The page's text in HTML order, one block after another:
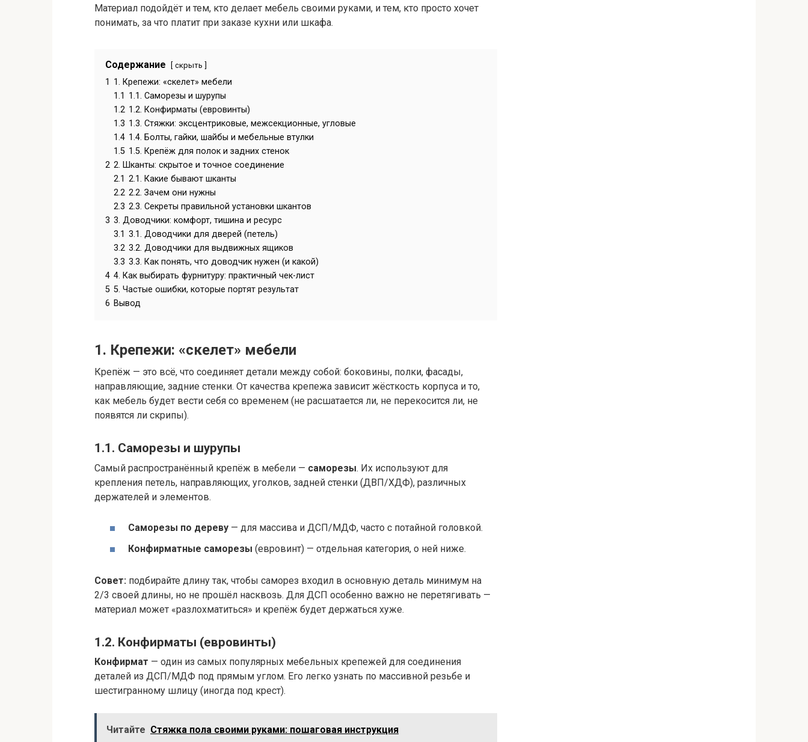
Материал подойдёт и тем, кто делает мебель своими руками, и тем, кто просто хочет
понимать, за что платит при заказе кухни или шкафа.
Содержание скрыть
1 1. Крепежи: «скелет» мебели
1.1 1.1. Саморезы и шурупы
1.2 1.2. Конфирматы (евровинты)
1.3 1.3. Стяжки: эксцентриковые, межсекционные, угловые
1.4 1.4. Болты, гайки, шайбы и мебельные втулки
1.5 1.5. Крепёж для полок и задних стенок
2 2. Шканты: скрытое и точное соединение
2.1 2.1. Какие бывают шканты
2.2 2.2. Зачем они нужны
2.3 2.3. Секреты правильной установки шкантов
3 3. Доводчики: комфорт, тишина и ресурс
3.1 3.1. Доводчики для дверей (петель)
3.2 3.2. Доводчики для выдвижных ящиков
3.3 3.3. Как понять, что доводчик нужен (и какой)
4 4. Как выбирать фурнитуру: практичный чек-лист
5 5. Частые ошибки, которые портят результат
6 Вывод
1. Крепежи: «скелет» мебели
Крепёж — это всё, что соединяет детали между собой: боковины, полки, фасады,
направляющие, задние стенки. От качества крепежа зависит жёсткость корпуса и то,
как мебель будет вести себя со временем (не расшатается ли, не перекосится ли, не
появятся ли скрипы).
1.1. Саморезы и шурупы
Самый распространённый крепёж в мебели — саморезы. Их используют для
крепления петель, направляющих, уголков, задней стенки (ДВП/ХДФ), различных
держателей и элементов.
Саморезы по дереву — для массива и ДСП/МДФ, часто с потайной головкой.
Конфирматные саморезы (евровинт) — отдельная категория, о ней ниже.
Совет: подбирайте длину так, чтобы саморез входил в основную деталь минимум на
2/3 своей длины, но не прошёл насквозь. Для ДСП особенно важно не перетягивать —
материал может «разлохматиться» и крепёж будет держаться хуже.
1.2. Конфирматы (евровинты)
Конфирмат — один из самых популярных мебельных крепежей для соединения
деталей из ДСП/МДФ под прямым углом. Его легко узнать по массивной резьбе и
шестигранному шлицу (иногда под крест).
Читайте Стяжка пола своими руками: пошаговая инструкция